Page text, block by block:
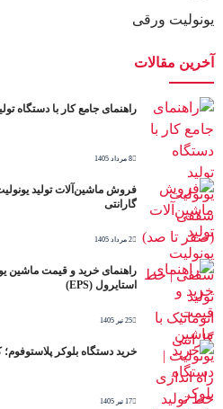
یونولیت ورقی
آخرین مقالات
راهنمای جامع کار با دستگاه
8 مرداد 1405
فروش ماشین‌آلات تولید
گارانتی
2 مرداد 1405
راهنمای خرید و قیمت ماشین
استایرول (EPS)
25 تیر 1405
خرید دستگاه بلوکر پلاستوفوم؛
17 تیر 1405